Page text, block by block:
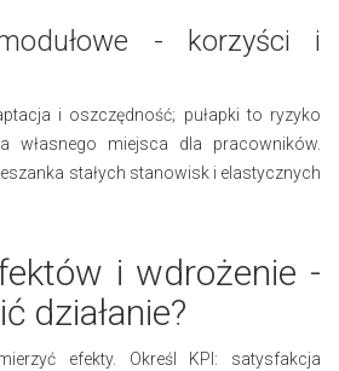
- korzyści i
i oszczędność; pułapki to ryzyko
własnego miejsca dla pracowników.
stałych stanowisk i elastycznych
i wdrożenie -
działanie?
efekty. Określ KPI: satysfakcja